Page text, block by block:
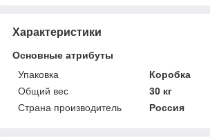
Характеристики
Основные атрибуты
Упаковка
Коробка
Общий вес
30 кг
Страна производитель
Россия